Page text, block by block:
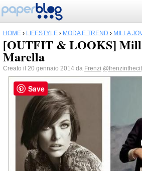
HOME › LIFESTYLE › MODA E TREND › MILLA
[OUTFIT & LOOKS]
Marella
Creato il 20 gennaio 2014 da Frenzi
Save